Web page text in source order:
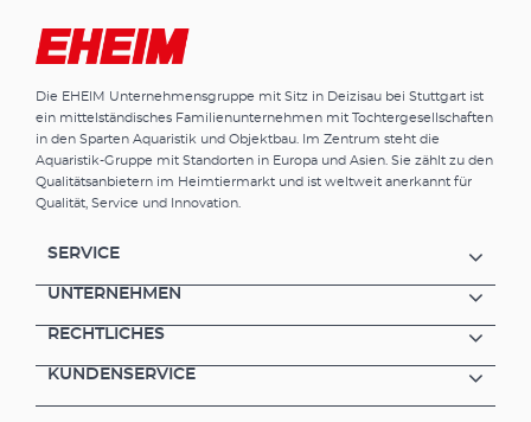
Die EHEIM Unternehmensgruppe mit Sitz in Deizisau bei Stuttgart ist
ein mittelständisches Familienunternehmen mit Tochtergesellschaften
in den Sparten Aquaristik und Objektbau. Im Zentrum steht die
Aquaristik-Gruppe mit Standorten in Europa und Asien. Sie zählt zu den
Qualitätsanbietern im Heimtiermarkt und ist weltweit anerkannt für
Qualität, Service und Innovation.
SERVICE
UNTERNEHMEN
RECHTLICHES
KUNDENSERVICE